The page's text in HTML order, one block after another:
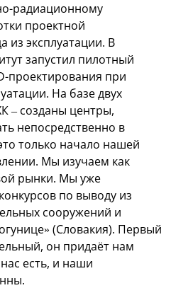
радиационному
проектной
из эксплуатации. В
запустил пилотный
проектирования при
На базе двух
– созданы центры,
непосредственно в
только начало нашей
Мы изучаем как
рынки. Мы уже
по выводу из
сооружений и
(Словакия). Первый
он придаёт нам
есть, и наши